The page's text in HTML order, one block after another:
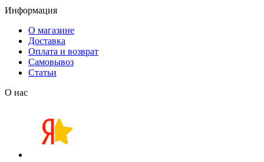
Информация
О магазине
Доставка
Оплата и возврат
Самовывоз
Статьи
О нас